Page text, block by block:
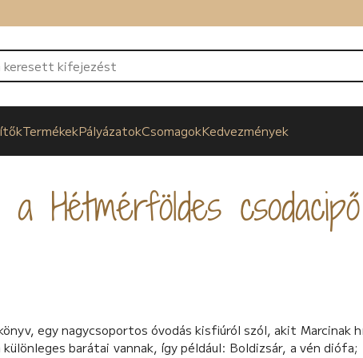
TermékekPályázatokCsomagokKedvezmények
Hétmérföldes csodacipő
egy nagycsoportos óvodás kisfiúról szól, akit Marcinak
barátai vannak, így például: Boldizsár, a vén